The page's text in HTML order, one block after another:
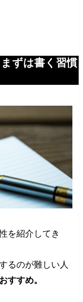
ずは書く習慣
を紹介してき
るのが難しい人
すすめ。